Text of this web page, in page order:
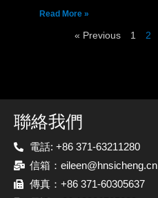
Read More »
« Previous 1 2
聯絡我們
電話: +86 371-63211280
信箱：eileen@hnsicheng.cn
傳真：+86 371-60305637